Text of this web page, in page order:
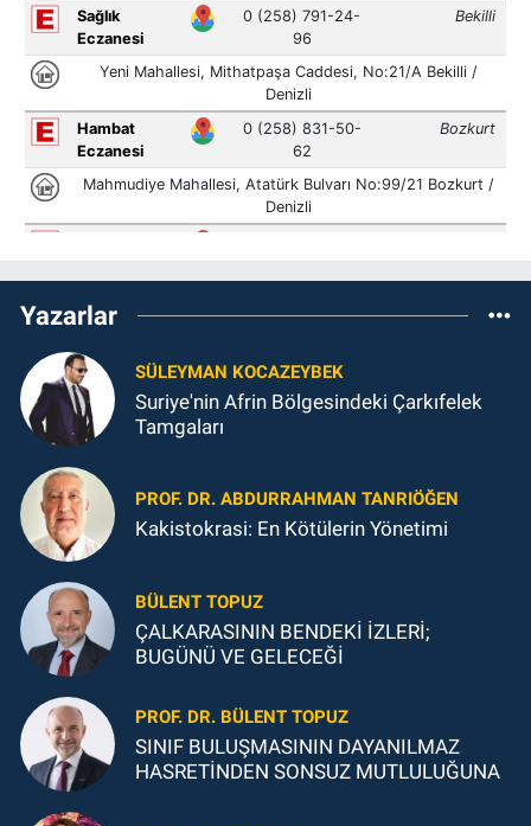
Yazarlar
SÜLEYMAN KOCAZEYBEK
Suriye'nin Afrin Bölgesindeki Çarkıfelek
Tamgaları
PROF. DR. ABDURRAHMAN TANRIÖĞEN
Kakistokrasi: En Kötülerin Yönetimi
BÜLENT TOPUZ
ÇALKARASININ BENDEKİ İZLERİ;
BUGÜNÜ VE GELECEĞİ
PROF. DR. BÜLENT TOPUZ
SINIF BULUŞMASININ DAYANILMAZ
HASRETİNDEN SONSUZ MUTLULUĞUNA